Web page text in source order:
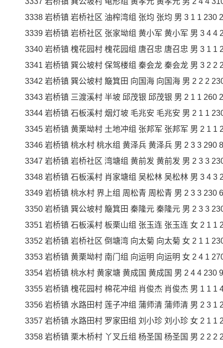
3338 岩桥镇 岩桥社区 油榨湾组 张均 张均 男 3 1 1 230
3339 岩桥镇 岩桥社区 张家坳组 黄小军 黄小军 男 3 4 4
3340 岩桥镇 槐花园村 槐花园组 唐召忠 唐召忠 男 3 1 1
3341 岩桥镇 巽公坡村 保驾楼组 秦会龙 秦会龙 男 3 2 2
3342 岩桥镇 巽公坡村 簸箕田 向国海 向国海 男 2 2 2
3343 岩桥镇 三渡溪村 半坡 邱茂银 邱茂银 男 2 1 1 260
3344 岩桥镇 石板溪村 烟灯坡 毛兆安 毛兆安 男 2 1 1
3345 岩桥镇 黄栗坳村 土地冲组 张邦军 张邦军 男 2 1 1
3346 岩桥镇 桃水村 桃水组 黄泽兵 黄泽兵 男 2 3 3 290
3347 岩桥镇 岩桥社区 湾塘组 黄前发 黄前发 男 2 3 3
3348 岩桥镇 石板溪村 肖家塘组 吴松林 吴松林 男 3 4 3
3349 岩桥镇 桃水村 界上组 周松青 周松青 男 2 3 3 230
3350 岩桥镇 巽公坡村 簸箕田 秦隆元 秦隆元 男 2 3 3
3351 岩桥镇 石板溪村 板栗山组 张玉连 张玉连 女 2 1 1
3352 岩桥镇 岩桥社区 倒塘湾 向太菊 向太菊 女 2 1 1
3353 岩桥镇 黄栗坳村 南门组 向运明 向运明 女 2 4 1
3354 岩桥镇 桃水村 黄家塘 黄成国 黄成国 男 2 4 4 230
3355 岩桥镇 槐花园村 棉花冲组 肖俊杰 肖俊杰 男 1 1 1
3356 岩桥镇 水路田村 莲子冲组 蒲师清 蒲师清 男 2 3 1
3357 岩桥镇 水路田村 罗家田组 刘小珍 刘小珍 女 2 1 1
3358 岩桥镇 栗木桥村 丫叉丘组 杨圣国 杨圣国 男 2 2 2